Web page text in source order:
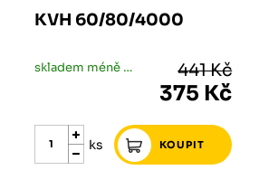
KVH 60/80/4000
skladem méně než 5 ks 441 Kč
375 Kč
ks